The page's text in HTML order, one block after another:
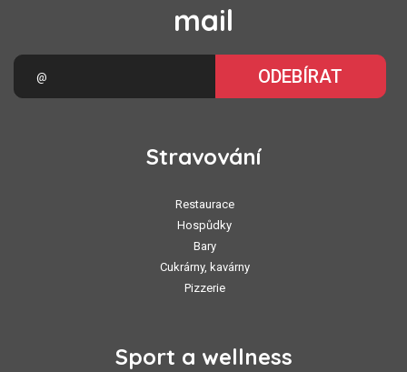
mail
ODEBÍRAT
Stravování
Restaurace
Hospůdky
Bary
Cukrárny, kavárny
Pizzerie
Sport a wellness